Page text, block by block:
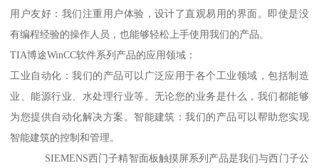
用户友好：我们注重用户体验，设计了直观易用的界面。即使是没
有编程经验的操作人员，也能够轻松上手使用我们的产品。
TIA博途WinCC软件系列产品的应用领域：
工业自动化：我们的产品可以广泛应用于各个工业领域，包括制造
业、能源行业、水处理行业等。无论您的业务是什么，我们都能够
为您提供自动化解决方案。智能建筑：我们的产品可以帮助您实现
智能建筑的控制和管理。
SIEMENS西门子精智面板触摸屏系列产品是我们与西门子公